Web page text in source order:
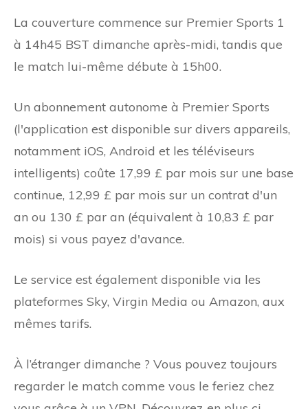
La couverture commence sur Premier Sports 1
à 14h45 BST dimanche après-midi, tandis que
le match lui-même débute à 15h00.
Un abonnement autonome à Premier Sports
(l'application est disponible sur divers appareils,
notamment iOS, Android et les téléviseurs
intelligents) coûte 17,99 £ par mois sur une base
continue, 12,99 £ par mois sur un contrat d'un
an ou 130 £ par an (équivalent à 10,83 £ par
mois) si vous payez d'avance.
Le service est également disponible via les
plateformes Sky, Virgin Media ou Amazon, aux
mêmes tarifs.
À l’étranger dimanche ? Vous pouvez toujours
regarder le match comme vous le feriez chez